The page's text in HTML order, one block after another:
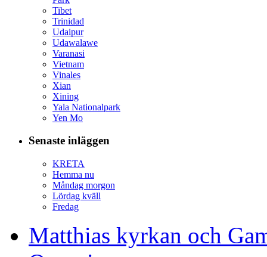
Tibet
Trinidad
Udaipur
Udawalawe
Varanasi
Vietnam
Vinales
Xian
Xining
Yala Nationalpark
Yen Mo
Senaste inläggen
KRETA
Hemma nu
Måndag morgon
Lördag kväll
Fredag
Matthias kyrkan och